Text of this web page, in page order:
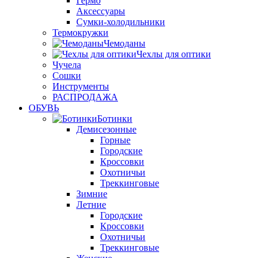
Аксессуары
Сумки-холодильники
Термокружки
Чемоданы
Чехлы для оптики
Чучела
Сошки
Инструменты
РАСПРОДАЖА
ОБУВЬ
Ботинки
Демисезонные
Горные
Городские
Кроссовки
Охотничьи
Треккинговые
Зимние
Летние
Городские
Кроссовки
Охотничьи
Треккинговые